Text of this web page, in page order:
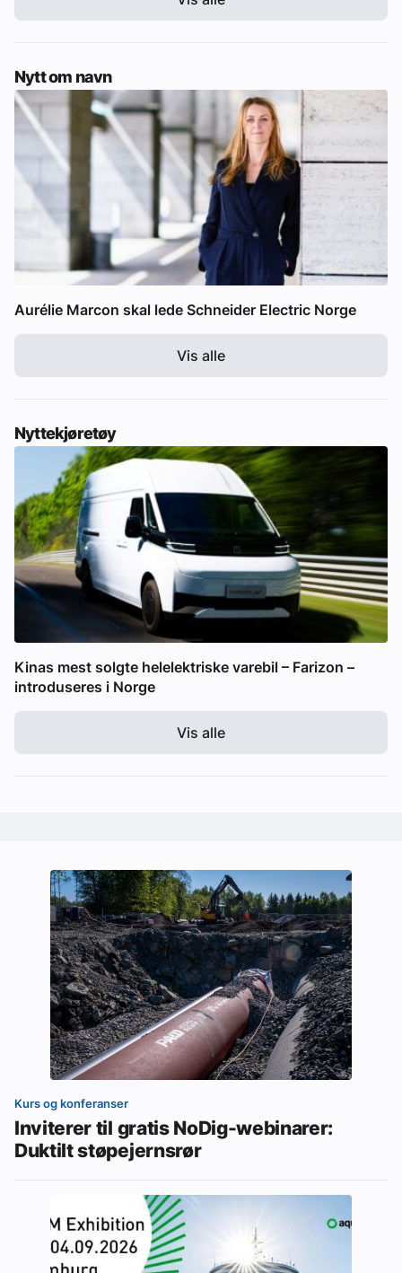
Nytt om navn
Aurélie Marcon skal lede Schneider Electric Norge
Vis alle
Nyttekjøretøy
Kinas mest solgte helelektriske varebil – Farizon –
introduseres i Norge
Vis alle
Kurs og konferanser
Inviterer til gratis NoDig-webinarer:
Duktilt støpejernsrør